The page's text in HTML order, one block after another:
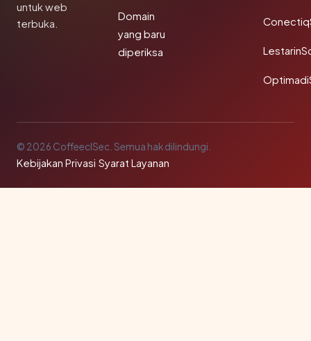
untuk web
terbuka.
Domain
yang baru
diperiksa
© 2026 CoffeeclSec. Semua hak dilindungi.
Kebijakan Privasi·Syarat Layanan